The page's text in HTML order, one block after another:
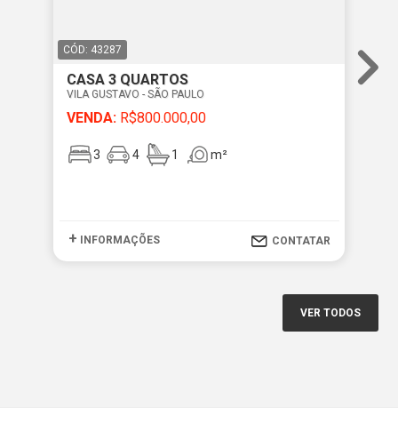
CÓD: 43287
CASA 3 QUARTOS
VILA GUSTAVO - SÃO PAULO
VENDA: R$800.000,00
3 4 1 m²
+ INFORMAÇÕES CONTATAR
VER TODOS